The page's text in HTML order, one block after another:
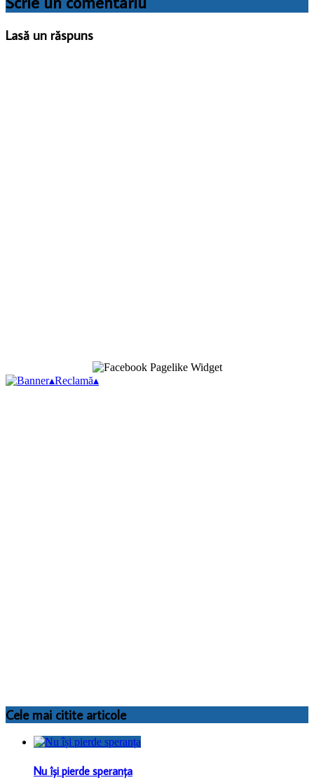
Lasă un răspuns
▴Reclamă▴
Cele mai citite articole
Nu își pierde speranța